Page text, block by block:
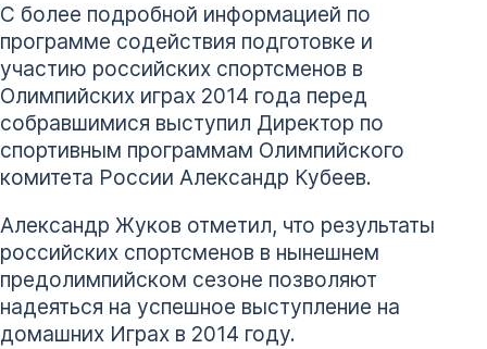
С более подробной информацией по
программе содействия подготовке и
участию российских спортсменов в
Олимпийских играх 2014 года перед
собравшимися выступил Директор по
спортивным программам Олимпийского
комитета России Александр Кубеев.
Александр Жуков отметил, что результаты
российских спортсменов в нынешнем
предолимпийском сезоне позволяют
надеяться на успешное выступление на
домашних Играх в 2014 году.